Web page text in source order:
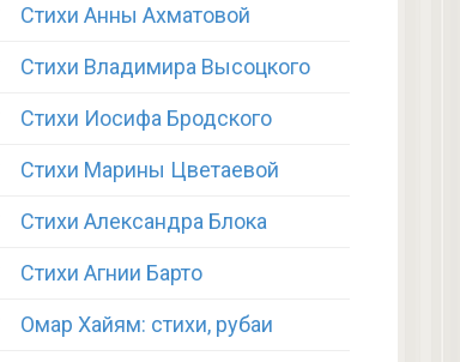
Стихи Анны Ахматовой
Стихи Владимира Высоцкого
Стихи Иосифа Бродского
Стихи Марины Цветаевой
Стихи Александра Блока
Стихи Агнии Барто
Омар Хайям: стихи, рубаи